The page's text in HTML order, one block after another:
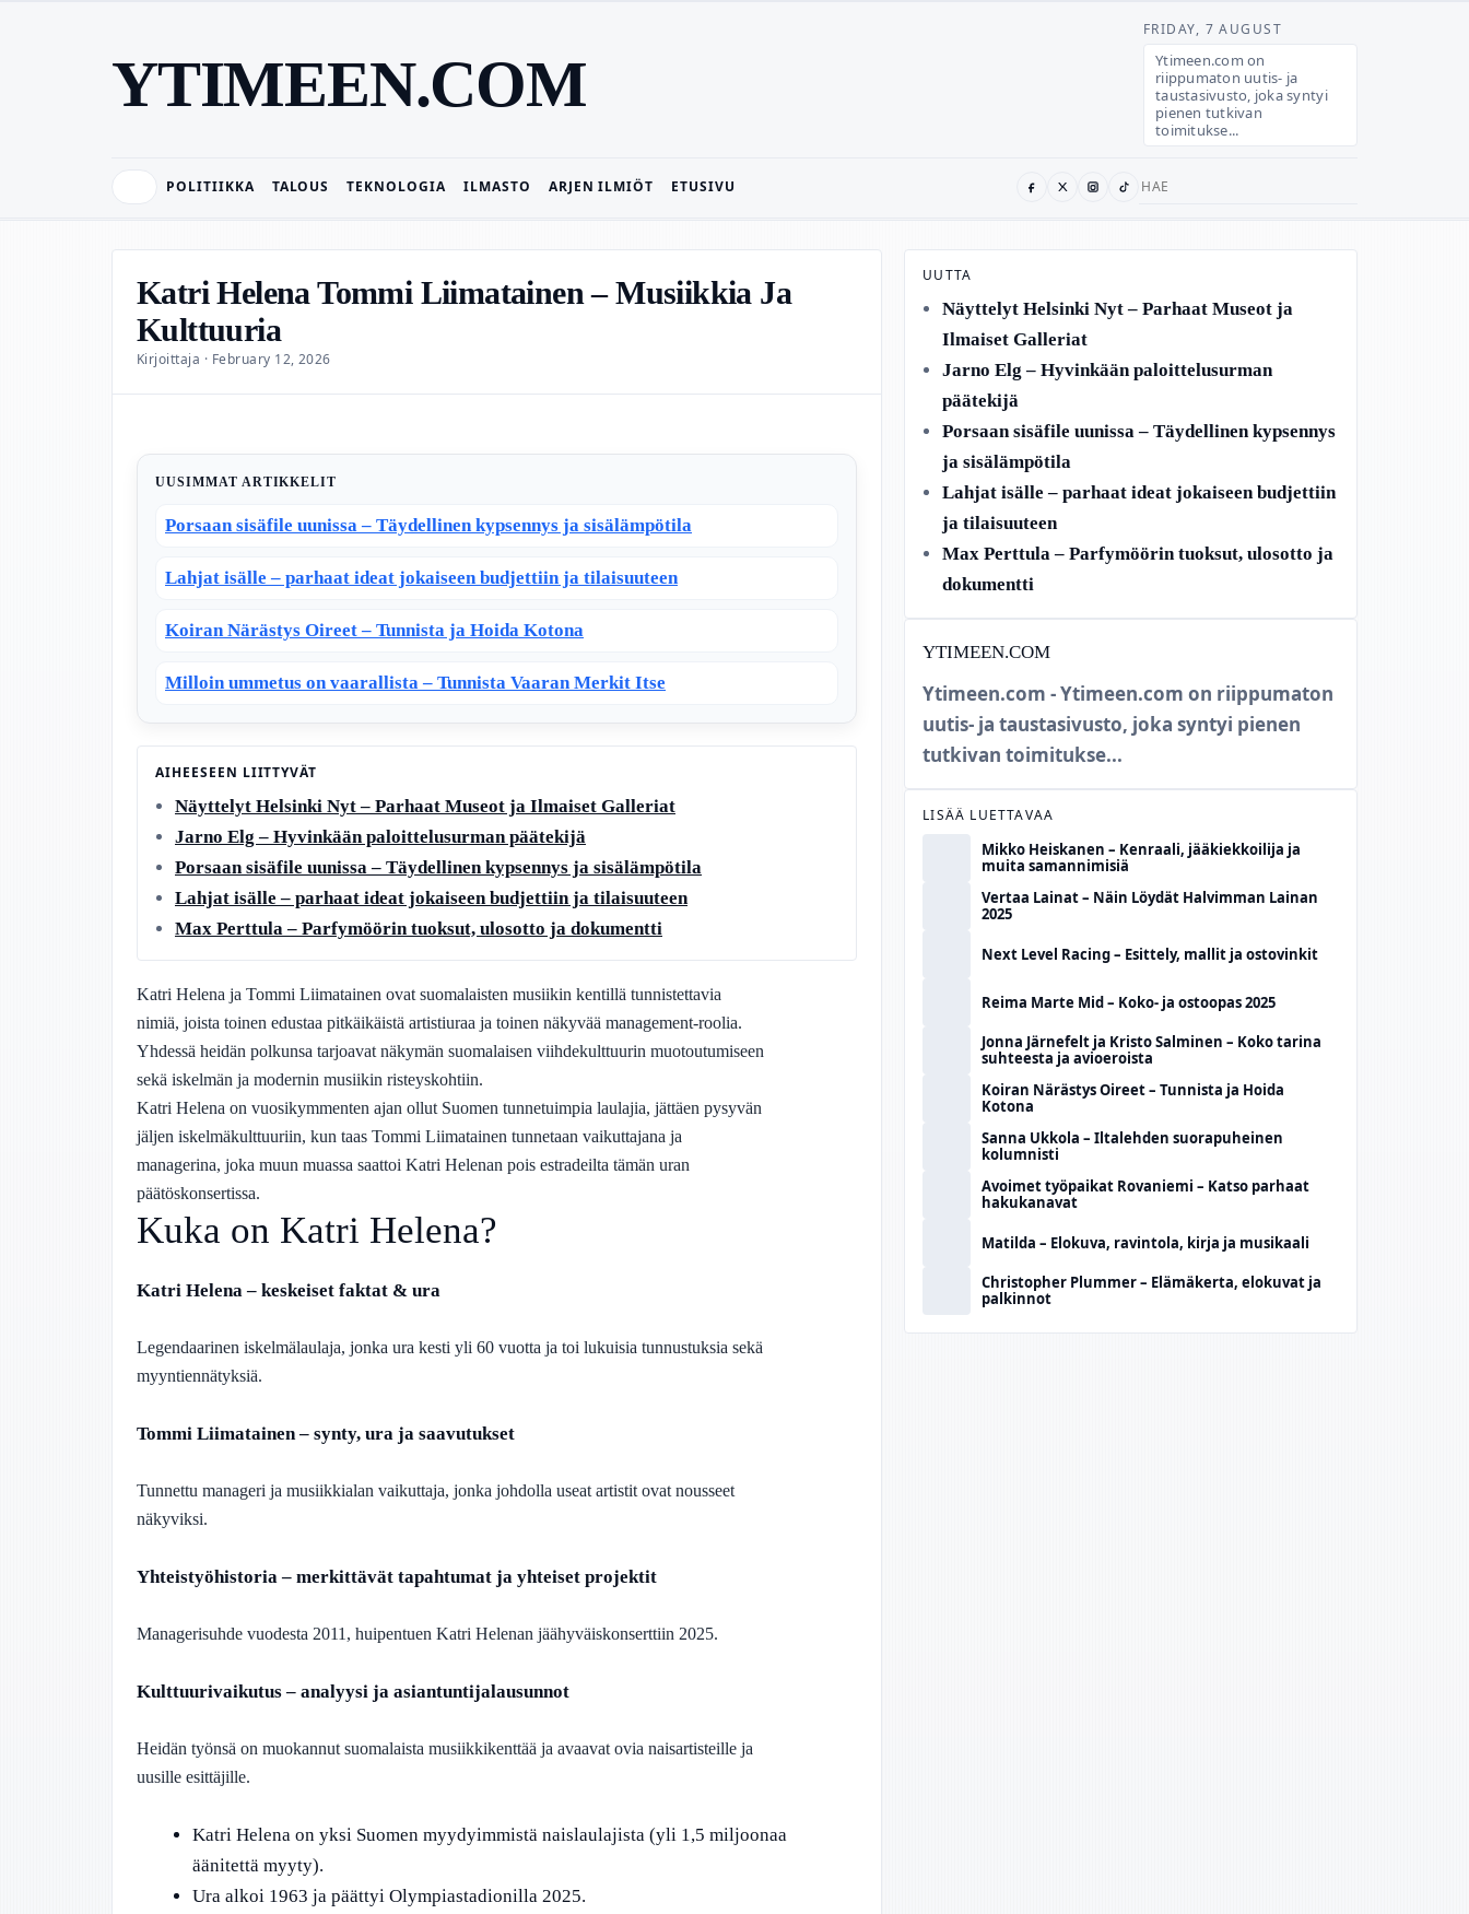
FRIDAY, 7 AUGUST
YTIMEEN.COM
Ytimeen.com on
riippumaton uutis- ja
taustasivusto, joka syntyi
pienen tutkivan
toimitukse...
POLITIIKKA TALOUS TEKNOLOGIA ILMASTO ARJEN ILMIÖT ETUSIVU
Search
Katri Helena Tommi Liimatainen – Musiikkia Ja
Kulttuuria
Kirjoittaja · February 12, 2026
UUSIMMAT ARTIKKELIT
Porsaan sisäfile uunissa – Täydellinen kypsennys ja sisälämpötila
Lahjat isälle – parhaat ideat jokaiseen budjettiin ja tilaisuuteen
Koiran Närästys Oireet – Tunnista ja Hoida Kotona
Milloin ummetus on vaarallista – Tunnista Vaaran Merkit Itse
AIHEESEEN LIITTYVÄT
Näyttelyt Helsinki Nyt – Parhaat Museot ja Ilmaiset Galleriat
Jarno Elg – Hyvinkään paloittelusurman päätekijä
Porsaan sisäfile uunissa – Täydellinen kypsennys ja sisälämpötila
Lahjat isälle – parhaat ideat jokaiseen budjettiin ja tilaisuuteen
Max Perttula – Parfymöörin tuoksut, ulosotto ja dokumentti
Katri Helena ja Tommi Liimatainen ovat suomalaisten musiikin kentillä tunnistettavia
nimiä, joista toinen edustaa pitkäikäistä artistiuraa ja toinen näkyvää management-roolia.
Yhdessä heidän polkunsa tarjoavat näkymän suomalaisen viihdekulttuurin muotoutumiseen
sekä iskelmän ja modernin musiikin risteyskohtiin.
Katri Helena on vuosikymmenten ajan ollut Suomen tunnetuimpia laulajia, jättäen pysyvän
jäljen iskelmäkulttuuriin, kun taas Tommi Liimatainen tunnetaan vaikuttajana ja
managerina, joka muun muassa saattoi Katri Helenan pois estradeilta tämän uran
päätöskonsertissa.
Kuka on Katri Helena?
Katri Helena – keskeiset faktat & ura
Legendaarinen iskelmälaulaja, jonka ura kesti yli 60 vuotta ja toi lukuisia tunnustuksia sekä
myyntiennätyksiä.
Tommi Liimatainen – synty, ura ja saavutukset
Tunnettu manageri ja musiikkialan vaikuttaja, jonka johdolla useat artistit ovat nousseet
näkyviksi.
Yhteistyöhistoria – merkittävät tapahtumat ja yhteiset projektit
Managerisuhde vuodesta 2011, huipentuen Katri Helenan jäähyväiskonserttiin 2025.
Kulttuurivaikutus – analyysi ja asiantuntijalausunnot
Heidän työnsä on muokannut suomalaista musiikkikenttää ja avaavat ovia naisartisteille ja
uusille esittäjille.
Katri Helena on yksi Suomen myydyimmistä naislaulajista (yli 1,5 miljoonaa
äänitettä myyty).
Ura alkoi 1963 ja päättyi Olympiastadionilla 2025.
UUTTA
Näyttelyt Helsinki Nyt – Parhaat Museot ja
Ilmaiset Galleriat
Jarno Elg – Hyvinkään paloittelusurman
päätekijä
Porsaan sisäfile uunissa – Täydellinen kypsennys
ja sisälämpötila
Lahjat isälle – parhaat ideat jokaiseen budjettiin
ja tilaisuuteen
Max Perttula – Parfymöörin tuoksut, ulosotto ja
dokumentti
YTIMEEN.COM
Ytimeen.com - Ytimeen.com on riippumaton
uutis- ja taustasivusto, joka syntyi pienen
tutkivan toimitukse...
LISÄÄ LUETTAVAA
Mikko Heiskanen – Kenraali, jääkiekkoilija ja
muita samannimisiä
Vertaa Lainat – Näin Löydät Halvimman Lainan
2025
Next Level Racing – Esittely, mallit ja ostovinkit
Reima Marte Mid – Koko- ja ostoopas 2025
Jonna Järnefelt ja Kristo Salminen – Koko tarina
suhteesta ja avioeroista
Koiran Närästys Oireet – Tunnista ja Hoida
Kotona
Sanna Ukkola – Iltalehden suorapuheinen
kolumnisti
Avoimet työpaikat Rovaniemi – Katso parhaat
hakukanavat
Matilda – Elokuva, ravintola, kirja ja musikaali
Christopher Plummer – Elämäkerta, elokuvat ja
palkinnot